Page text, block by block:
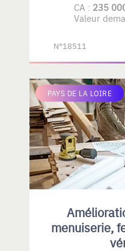
CA : 235
Valeur
N°18511
PAYS DE LA LOIRE
menuiserie,